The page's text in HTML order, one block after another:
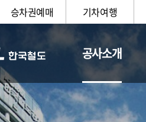
승차권예매 기차여행
공사소개
일반현황